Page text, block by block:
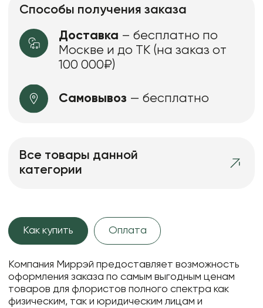
Способы получения заказа
Доставка – бесплатно по
Москве и до ТК (на заказ от
100 000₽)
Самовывоз — бесплатно
Все товары данной
категории
Как купить Оплата
Компания Миррэй предоставляет возможность
оформления заказа по самым выгодным ценам
товаров для флористов полного спектра как
физическим, так и юридическим лицам и